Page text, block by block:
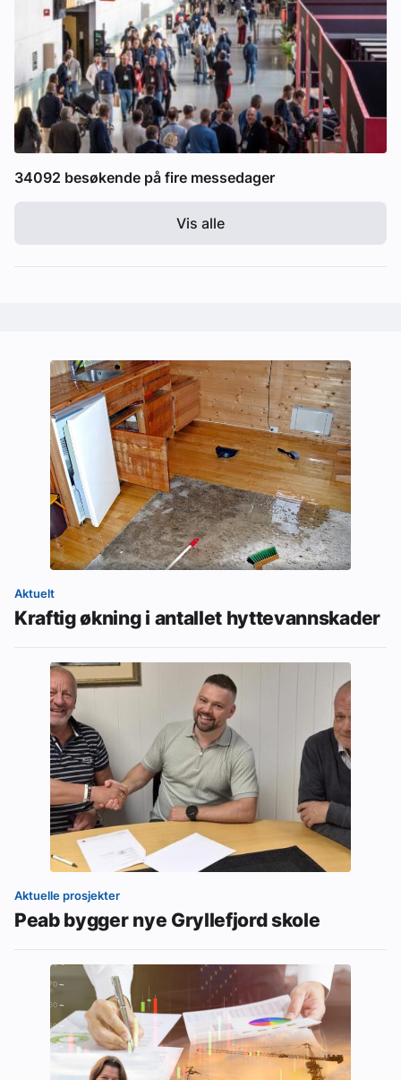
34092 besøkende på fire messedager
Vis alle
Aktuelt
Kraftig økning i antallet hyttevannskader
Aktuelle prosjekter
Peab bygger nye Gryllefjord skole